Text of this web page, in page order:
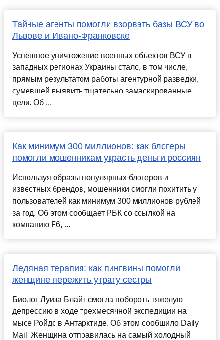
Тайные агенты помогли взорвать базы ВСУ во
Львове и Ивано-Франковске
Успешное уничтожение военных объектов ВСУ в
западных регионах Украины стало, в том числе,
прямым результатом работы агентурной разведки,
сумевшей выявить тщательно замаскированные
цели. Об ...
Как минимум 300 миллионов: как блогеры
помогли мошенникам украсть деньги россиян
Используя образы популярных блогеров и
известных брендов, мошенники смогли похитить у
пользователей как минимум 300 миллионов рублей
за год. Об этом сообщает РБК со ссылкой на
компанию F6, ...
Ледяная терапия: как пингвины помогли
женщине пережить утрату сестры
Биолог Луиза Блайт смогла побороть тяжелую
депрессию в ходе трехмесячной экспедиции на
мысе Ройдс в Антарктиде. Об этом сообщило Daily
Mail. Женщина отправилась на самый холодный